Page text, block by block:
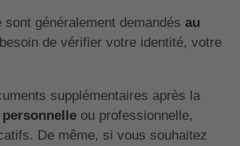
généralement demandés au
de vérifier votre identité, votre
supplémentaires après la
ou professionnelle,
De même, si vous souhaitez